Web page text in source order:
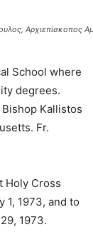
Αρχιεπίσκοπος
School where
degrees.
Kallistos
Fr.
Holy Cross
1, 1973, and to
1973.